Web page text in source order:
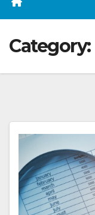
Category: